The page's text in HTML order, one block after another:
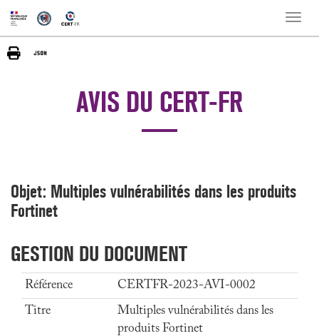
Toggle
AVIS DU CERT-FR
Objet: Multiples vulnérabilités dans les produits
Fortinet
GESTION DU DOCUMENT
Référence
CERTFR-2023-AVI-0002
Titre
Multiples vulnérabilités dans les
produits Fortinet